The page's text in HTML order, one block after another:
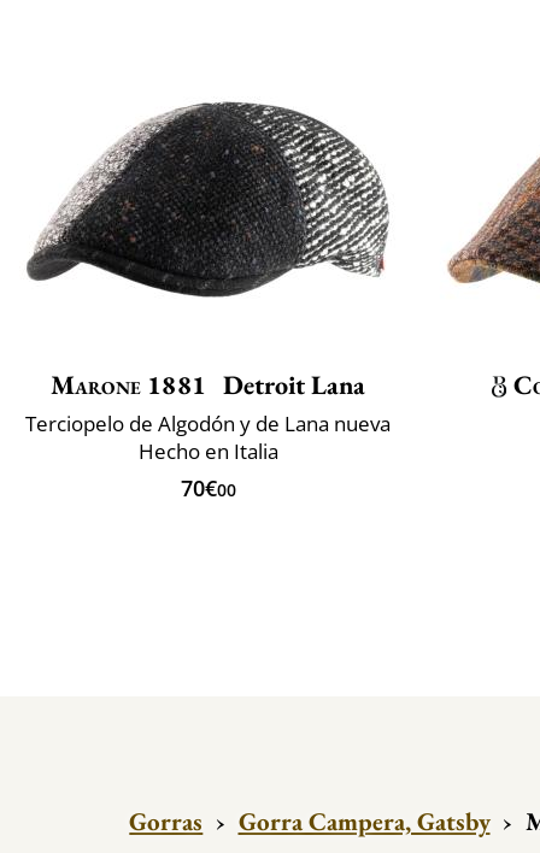
Marone 1881 Detroit Lana
Terciopelo de Algodón y de Lana nueva
Hecho en Italia
70€00
Gorras › Gorra Campera, Gatsby ›